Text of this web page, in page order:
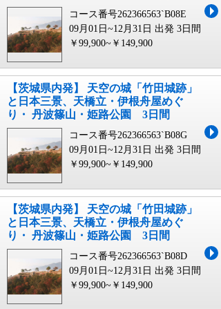
コース番号262366563`B08E
09月01日~12月31日 出発 3日間
￥99,900~￥149,900
【茨城県内発】 天空の城「竹田城跡」
と日本三景、天橋立・伊根舟屋めぐ
り・ 丹波篠山・姫路公園 3日間
コース番号262366563`B08G
09月01日~12月31日 出発 3日間
￥99,900~￥149,900
【茨城県内発】 天空の城「竹田城跡」
と日本三景、天橋立・伊根舟屋めぐ
り・ 丹波篠山・姫路公園 3日間
コース番号262366563`B08D
09月01日~12月31日 出発 3日間
￥99,900~￥149,900